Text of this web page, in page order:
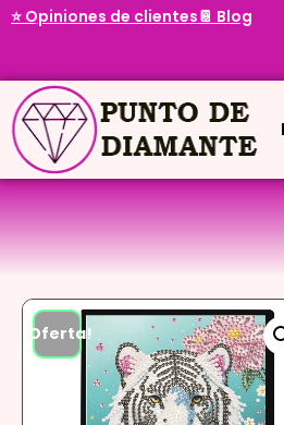
⭐ Opiniones de clientes📔 Blog
¡Oferta!